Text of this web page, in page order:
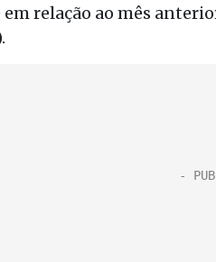
relação ao mês